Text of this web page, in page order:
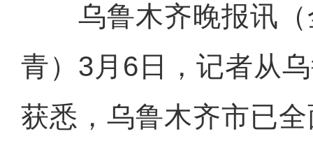
乌鲁木齐晚报讯（
青）3月6日，记者从
获悉，乌鲁木齐市已